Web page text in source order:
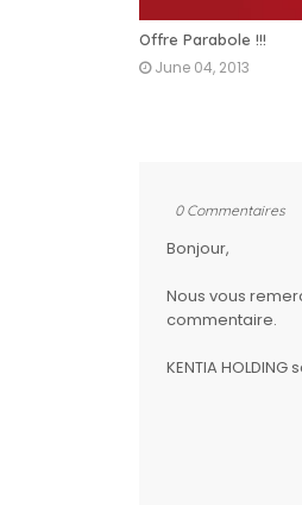
Offre Parabole !!!
June 04, 2013
0 Commentaires
Bonjour,
Nous vous
commentaire.
KENTIA HOLDING